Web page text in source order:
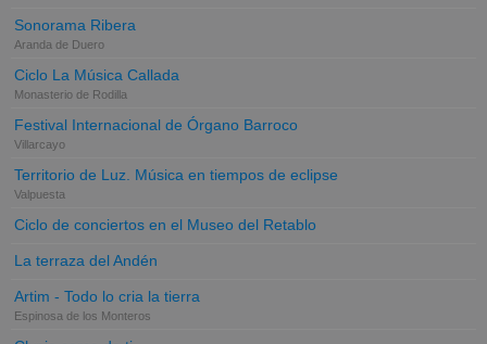
Sonorama Ribera
Aranda de Duero
Ciclo La Música Callada
Monasterio de Rodilla
Festival Internacional de Órgano Barroco
Villarcayo
Territorio de Luz. Música en tiempos de eclipse
Valpuesta
Ciclo de conciertos en el Museo del Retablo
La terraza del Andén
Artim - Todo lo cria la tierra
Espinosa de los Monteros